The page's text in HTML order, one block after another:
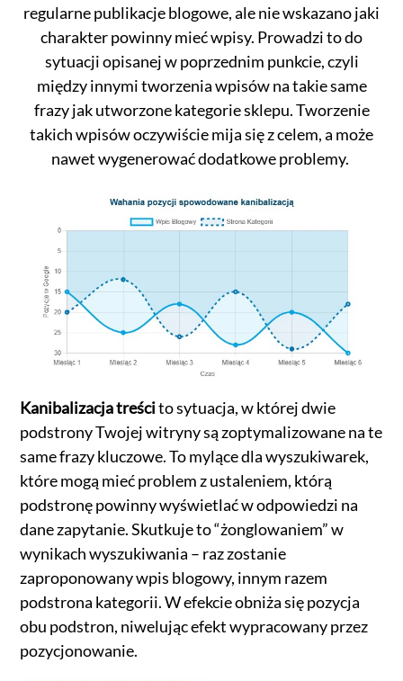
regularne publikacje blogowe, ale nie wskazano jaki
charakter powinny mieć wpisy. Prowadzi to do
sytuacji opisanej w poprzednim punkcie, czyli
między innymi tworzenia wpisów na takie same
frazy jak utworzone kategorie sklepu. Tworzenie
takich wpisów oczywiście mija się z celem, a może
nawet wygenerować dodatkowe problemy.
Kanibalizacja treścito sytuacja, w której dwie
podstrony Twojej witryny są zoptymalizowane na te
same frazy kluczowe. To mylące dla wyszukiwarek,
które mogą mieć problem z ustaleniem, którą
podstronę powinny wyświetlać w odpowiedzi na
dane zapytanie. Skutkuje to “żonglowaniem” w
wynikach wyszukiwania – raz zostanie
zaproponowany wpis blogowy, innym razem
podstrona kategorii. W efekcie obniża się pozycja
obu podstron, niwelując efekt wypracowany przez
pozycjonowanie.